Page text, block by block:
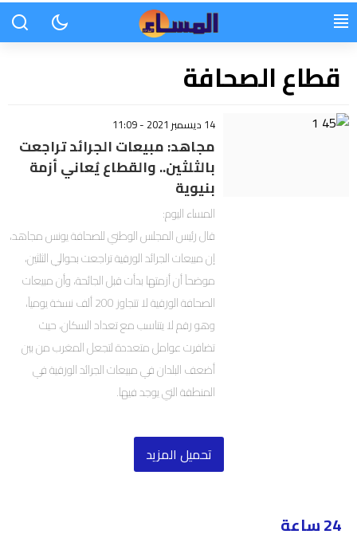
قطاع الصحافة
14 ديسمبر 2021 - 11:09
مجاهد: مبيعات الجرائد تراجعت
بالثلثين.. والقطاع يُعاني أزمة
بنيوية
المساء اليوم:
قال رئيس المجلس الوطني للصحافة يونس مجاهد،
إن مبيعات الجرائد الورقية تراجعت بحوالي الثلثين،
موضحاً أن أزمتها بدأت قبل الجائحة، وأن مبيعات
الصحافة الورقية لا تتجاوز 200 ألف نسخة يومياً،
وهو رقم لا يتناسب مع تعداد السكان، حيث
تضافرت عوامل متعددة لتجعل المغرب من بين
أضعف البلدان في مبيعات الجرائد الورقية في
المنطقة التي يوجد فيها.
تحميل المزيد
24 ساعة